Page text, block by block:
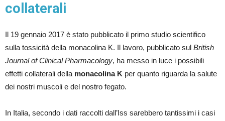
collaterali
Il 19 gennaio 2017 è stato pubblicato il primo studio scientifico
sulla tossicità della monacolina K. Il lavoro, pubblicato sul British
Journal of Clinical Pharmacology, ha messo in luce i possibili
effetti collaterali della monacolina K per quanto riguarda la salute
dei nostri muscoli e del nostro fegato.
In Italia, secondo i dati raccolti dall’Iss sarebbero tantissimi i casi